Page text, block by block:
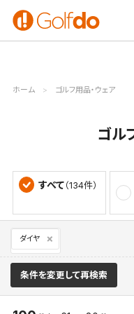
ゴルフ
クラブ
ゴルフ用
ホーム ゴルフ用品・ウェア
ゴル
すべて（134件）
ダイヤ
条件を変更して再検索